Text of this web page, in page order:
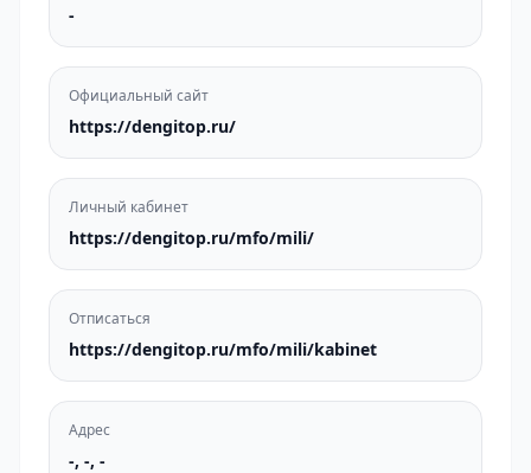
-
Официальный сайт
https://dengitop.ru/
Личный кабинет
https://dengitop.ru/mfo/mili/
Отписаться
https://dengitop.ru/mfo/mili/kabinet
Адрес
-, -, -